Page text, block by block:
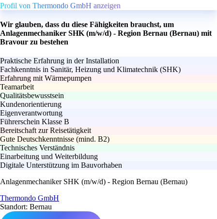
Profil von Thermondo GmbH anzeigen
Wir glauben, dass du diese Fähigkeiten brauchst, um
Anlagenmechaniker SHK (m/w/d) - Region Bernau (Bernau) mit
Bravour zu bestehen
Praktische Erfahrung in der Installation
Fachkenntnis in Sanitär, Heizung und Klimatechnik (SHK)
Erfahrung mit Wärmepumpen
Teamarbeit
Qualitätsbewusstsein
Kundenorientierung
Eigenverantwortung
Führerschein Klasse B
Bereitschaft zur Reisetätigkeit
Gute Deutschkenntnisse (mind. B2)
Technisches Verständnis
Einarbeitung und Weiterbildung
Digitale Unterstützung im Bauvorhaben
Anlagenmechaniker SHK (m/w/d) - Region Bernau (Bernau)
Thermondo GmbH
Standort: Bernau